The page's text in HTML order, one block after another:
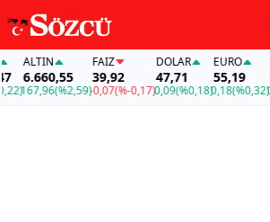
ALTIN
6.660,55
167,96(%2,59)
FAİZ
39,92
-0,07(%-0,17)
DOLAR
47,71
0,09(%0,18)
EURO
55,19
0,18(%0,32)